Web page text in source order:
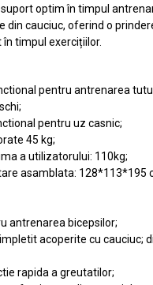
optim în timpul
din cauciuc, oferind o
timpul exercițiilor.
pentru antrenarea
pentru uz casnic;
45 kg;
a utilizatorului: 110kg;
asamblata: 128*113*195
antrenarea bicepsilor;
acoperite cu cauciuc;
rapida a greutatilor;